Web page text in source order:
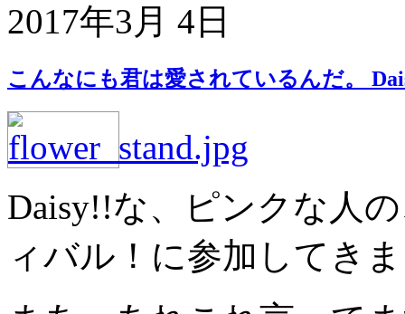
2017年3月 4日
こんなにも君は愛されているんだ。
Daisy!!な、ピンクな人
ィバル！に参加してき